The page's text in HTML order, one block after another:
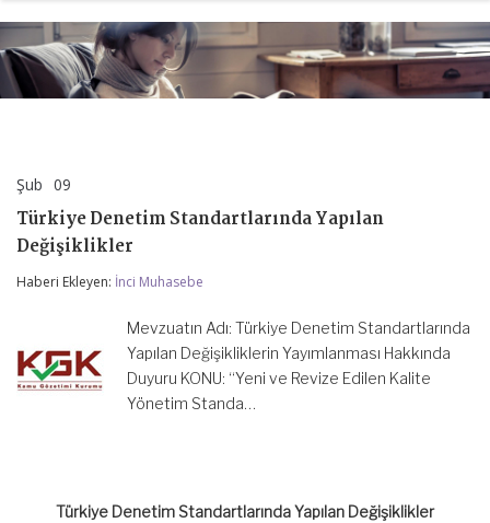
Şub 09
Standartlarında
Yapılan
için
Türkiye Denetim Standartlarında Yapılan
Değişiklikler
Haberi Ekleyen: İnci Muhasebe
Mevzuatın Adı: Türkiye Denetim Standartlarında
Yapılan Değişikliklerin Yayımlanması Hakkında
Duyuru KONU: “Yeni ve Revize Edilen Kalite
Yönetim Standa…
Türkiye Denetim Standartlarında Yapılan Değişiklikler